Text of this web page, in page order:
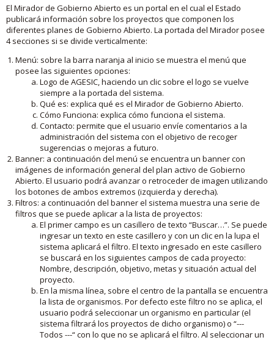
El Mirador de Gobierno Abierto es un portal en el cual el Estado
publicará información sobre los proyectos que componen los
diferentes planes de Gobierno Abierto. La portada del Mirador posee
4 secciones si se divide verticalmente:
Menú: sobre la barra naranja al inicio se muestra el menú que
posee las siguientes opciones:
Logo de AGESIC, haciendo un clic sobre el logo se vuelve
siempre a la portada del sistema.
Qué es: explica qué es el Mirador de Gobierno Abierto.
Cómo Funciona: explica cómo funciona el sistema.
Contacto: permite que el usuario envíe comentarios a la
administración del sistema con el objetivo de recoger
sugerencias o mejoras a futuro.
Banner: a continuación del menú se encuentra un banner con
imágenes de información general del plan activo de Gobierno
Abierto. El usuario podrá avanzar o retroceder de imagen utilizando
los botones de ambos extremos (izquierda y derecha).
Filtros: a continuación del banner el sistema muestra una serie de
filtros que se puede aplicar a la lista de proyectos:
El primer campo es un casillero de texto “Buscar…”. Se puede
ingresar un texto en este casillero y con un clic en la lupa el
sistema aplicará el filtro. El texto ingresado en este casillero
se buscará en los siguientes campos de cada proyecto:
Nombre, descripción, objetivo, metas y situación actual del
proyecto.
En la misma línea, sobre el centro de la pantalla se encuentra
la lista de organismos. Por defecto este filtro no se aplica, el
usuario podrá seleccionar un organismo en particular (el
sistema filtrará los proyectos de dicho organismo) o “---
Todos ---“ con lo que no se aplicará el filtro. Al seleccionar un